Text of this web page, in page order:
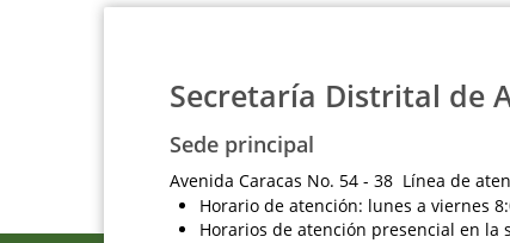
Secretaría Distrital de
Sede principal
Avenida Caracas No. 54 - 38 Línea de
Horario de atención: lunes a viernes
Horarios de atención presencial en la